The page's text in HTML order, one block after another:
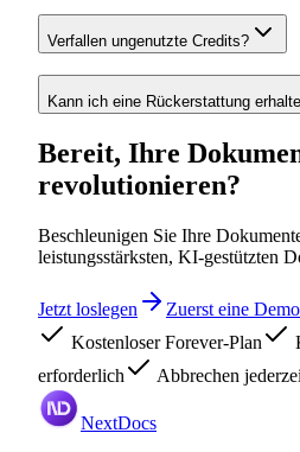
Verfallen ungenutzte Credits?
Kann ich eine Rückerstattung
Bereit, Ihre
revolutionieren?
Beschleunigen Sie Ihre
leistungsstärksten, KI-gestützten
Jetzt loslegen
Zuerst eine
Kostenloser Forever-Plan
erforderlich
Abbrechen
NextDocs